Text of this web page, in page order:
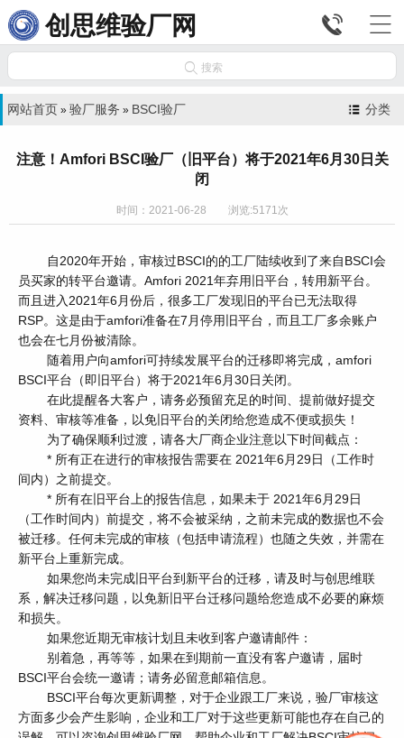
创思维验厂网 

 搜索
分类
网站首页 » 验厂服务 » BSCI验厂
注意！Amfori BSCI验厂（旧平台）将于2021年6月30日关
闭
时间：2021-06-28 浏览:5171次
自2020年开始，审核过BSCI的的工厂陆续收到了来自BSCI会
员买家的转平台邀请。Amfori 2021年弃用旧平台，转用新平台。
而且进入2021年6月份后，很多工厂发现旧的平台已无法取得
RSP。这是由于amfori准备在7月停用旧平台，而且工厂多余账户
也会在七月份被清除。
随着用户向amfori可持续发展平台的迁移即将完成，amfori
BSCI平台（即旧平台）将于2021年6月30日关闭。
在此提醒各大客户，请务必预留充足的时间、提前做好提交
资料、审核等准备，以免旧平台的关闭给您造成不便或损失！
为了确保顺利过渡，请各大厂商企业注意以下时间截点：
* 所有正在进行的审核报告需要在 2021年6月29日（工作时
间内）之前提交。
* 所有在旧平台上的报告信息，如果未于 2021年6月29日
（工作时间内）前提交，将不会被采纳，之前未完成的数据也不会
被迁移。任何未完成的审核（包括申请流程）也随之失效，并需在
新平台上重新完成。
如果您尚未完成旧平台到新平台的迁移，请及时与创思维联
系，解决迁移问题，以免新旧平台迁移问题给您造成不必要的麻烦
和损失。
如果您近期无审核计划且未收到客户邀请邮件：
别着急，再等等，如果在到期前一直没有客户邀请，届时
BSCI平台会统一邀请；请务必留意邮箱信息。
BSCI平台每次更新调整，对于企业跟工厂来说，验厂审核这
方面多少会产生影响，企业和工厂对于这些更新可能也存在自己的